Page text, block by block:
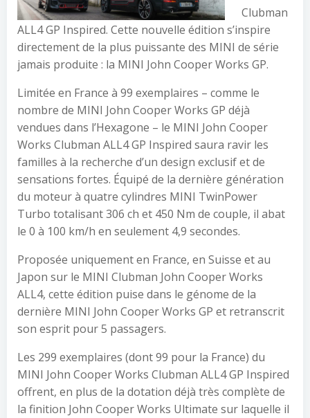
Clubman
ALL4 GP Inspired. Cette nouvelle édition s’inspire
directement de la plus puissante des MINI de série
jamais produite : la MINI John Cooper Works GP.
Limitée en France à 99 exemplaires – comme le
nombre de MINI John Cooper Works GP déjà
vendues dans l’Hexagone – le MINI John Cooper
Works Clubman ALL4 GP Inspired saura ravir les
familles à la recherche d’un design exclusif et de
sensations fortes. Équipé de la dernière génération
du moteur à quatre cylindres MINI TwinPower
Turbo totalisant 306 ch et 450 Nm de couple, il abat
le 0 à 100 km/h en seulement 4,9 secondes.
Proposée uniquement en France, en Suisse et au
Japon sur le MINI Clubman John Cooper Works
ALL4, cette édition puise dans le génome de la
dernière MINI John Cooper Works GP et retranscrit
son esprit pour 5 passagers.
Les 299 exemplaires (dont 99 pour la France) du
MINI John Cooper Works Clubman ALL4 GP Inspired
offrent, en plus de la dotation déjà très complète de
la finition John Cooper Works Ultimate sur laquelle il